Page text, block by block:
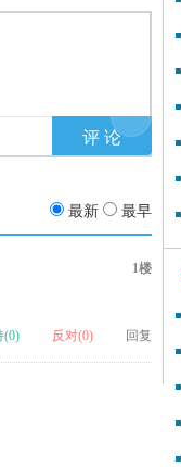
最新 最早
1楼
(0) 反对(0) 回复